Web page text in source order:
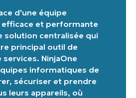
d'une équipe
et performante
solution centralisée qui
principal outil de
NinjaOne
informatiques de
sécuriser et prendre
leurs appareils, où